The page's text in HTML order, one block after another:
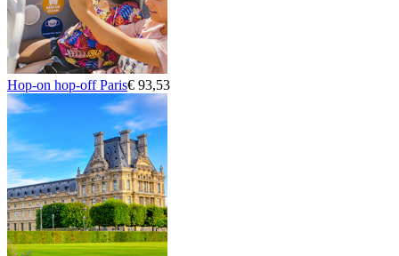
Hop-on hop-off Paris€ 93,53